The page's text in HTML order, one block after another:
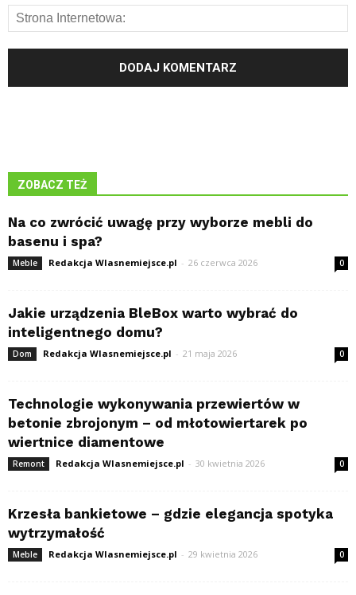
ZOBACZ TEŻ
Na co zwrócić uwagę przy wyborze mebli do
basenu i spa?
Meble Redakcja Wlasnemiejsce.pl - 26 czerwca 2026 0
Jakie urządzenia BleBox warto wybrać do
inteligentnego domu?
Dom Redakcja Wlasnemiejsce.pl - 21 maja 2026 0
Technologie wykonywania przewiertów w
betonie zbrojonym – od młotowiertarek po
wiertnice diamentowe
Remont Redakcja Wlasnemiejsce.pl - 30 kwietnia 2026 0
Krzesła bankietowe – gdzie elegancja spotyka
wytrzymałość
Meble Redakcja Wlasnemiejsce.pl - 29 kwietnia 2026 0